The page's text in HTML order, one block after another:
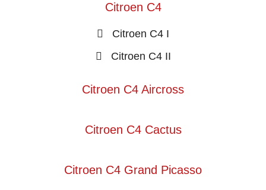
Citroen C4
Citroen C4 I
Citroen C4 II
Citroen C4 Aircross
Citroen C4 Cactus
Citroen C4 Grand Picasso